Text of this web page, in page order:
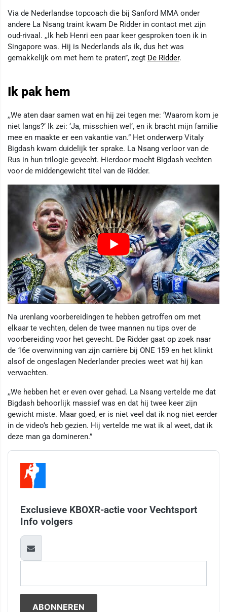
Via de Nederlandse topcoach die bij Sanford MMA onder
andere La Nsang traint kwam De Ridder in contact met zijn
oud-rivaal. ,,Ik heb Henri een paar keer gesproken toen ik in
Singapore was. Hij is Nederlands als ik, dus het was
gemakkelijk om met hem te praten”, zegt De Ridder.
Ik pak hem
,,We aten daar samen wat en hij zei tegen me: ‘Waarom kom je
niet langs?’ Ik zei: ‘Ja, misschien wel’, en ik bracht mijn familie
mee en maakte er een vakantie van.” Het onderwerp Vitaly
Bigdash kwam duidelijk ter sprake. La Nsang verloor van de
Rus in hun trilogie gevecht. Hierdoor mocht Bigdash vechten
voor de middengewicht titel van de Ridder.
Na urenlang voorbereidingen te hebben getroffen om met
elkaar te vechten, delen de twee mannen nu tips over de
voorbereiding voor het gevecht. De Ridder gaat op zoek naar
de 16e overwinning van zijn carrière bij ONE 159 en het klinkt
alsof de ongeslagen Nederlander precies weet wat hij kan
verwachten.
,,We hebben het er even over gehad. La Nsang vertelde me dat
Bigdash behoorlijk massief was en dat hij twee keer zijn
gewicht miste. Maar goed, er is niet veel dat ik nog niet eerder
in de video’s heb gezien. Hij vertelde me wat ik al weet, dat ik
deze man ga domineren.”
Exclusieve KBOXR-actie voor Vechtsport
Info volgers